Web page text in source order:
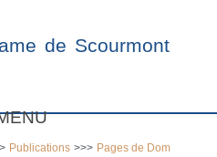
de Scourmont
Publications >>> Pages de Dom